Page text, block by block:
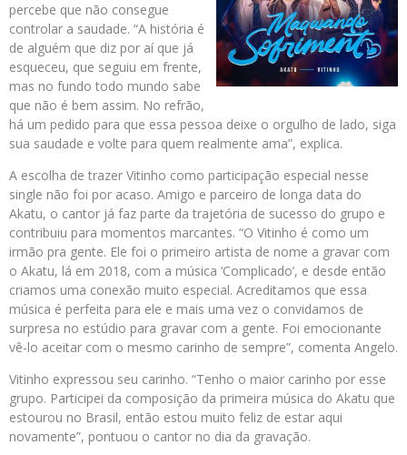
percebe que não consegue
controlar a saudade. “A história é
de alguém que diz por aí que já
esqueceu, que seguiu em frente,
mas no fundo todo mundo sabe
que não é bem assim. No refrão,
há um pedido para que essa pessoa deixe o orgulho de lado, siga
sua saudade e volte para quem realmente ama”, explica.
A escolha de trazer Vitinho como participação especial nesse
single não foi por acaso. Amigo e parceiro de longa data do
Akatu, o cantor já faz parte da trajetória de sucesso do grupo e
contribuiu para momentos marcantes. “O Vitinho é como um
irmão pra gente. Ele foi o primeiro artista de nome a gravar com
o Akatu, lá em 2018, com a música ‘Complicado’, e desde então
criamos uma conexão muito especial. Acreditamos que essa
música é perfeita para ele e mais uma vez o convidamos de
surpresa no estúdio para gravar com a gente. Foi emocionante
vê-lo aceitar com o mesmo carinho de sempre”, comenta Angelo.
Vitinho expressou seu carinho. “Tenho o maior carinho por esse
grupo. Participei da composição da primeira música do Akatu que
estourou no Brasil, então estou muito feliz de estar aqui
novamente”, pontuou o cantor no dia da gravação.